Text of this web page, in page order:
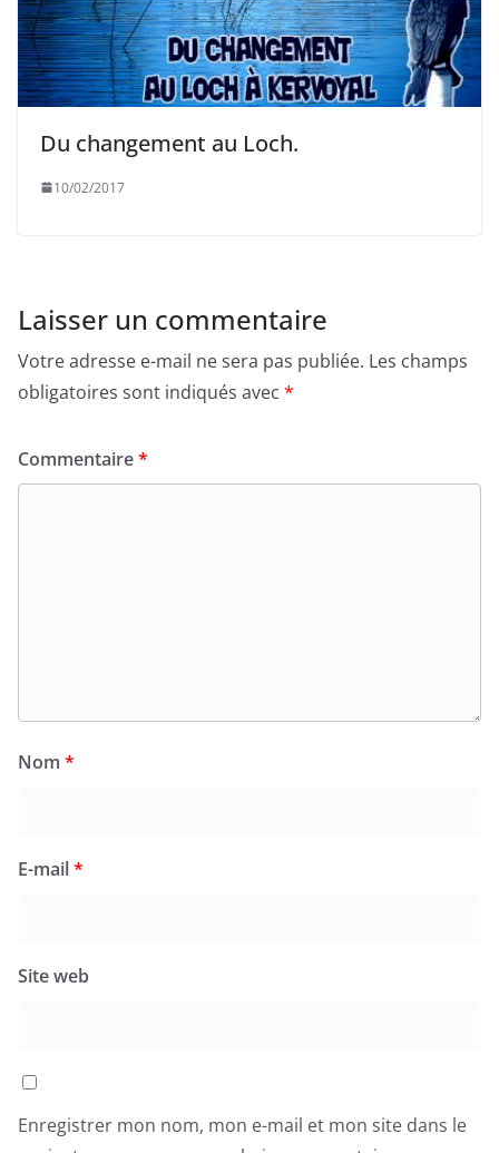
Du changement au Loch.
10/02/2017
Laisser un commentaire
Votre adresse e-mail ne sera pas publiée. Les champs
obligatoires sont indiqués avec *
Commentaire*
Nom *
E-mail*
Site web
Enregistrer mon nom, mon e-mail et mon site dans le